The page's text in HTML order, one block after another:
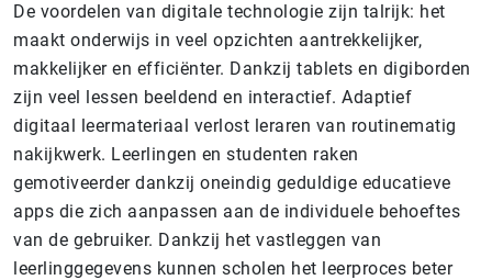
De voordelen van digitale technologie zijn talrijk: het
maakt onderwijs in veel opzichten aantrekkelijker,
makkelijker en efficiënter. Dankzij tablets en digiborden
zijn veel lessen beeldend en interactief. Adaptief
digitaal leermateriaal verlost leraren van routinematig
nakijkwerk. Leerlingen en studenten raken
gemotiveerder dankzij oneindig geduldige educatieve
apps die zich aanpassen aan de individuele behoeftes
van de gebruiker. Dankzij het vastleggen van
leerlinggegevens kunnen scholen het leerproces beter